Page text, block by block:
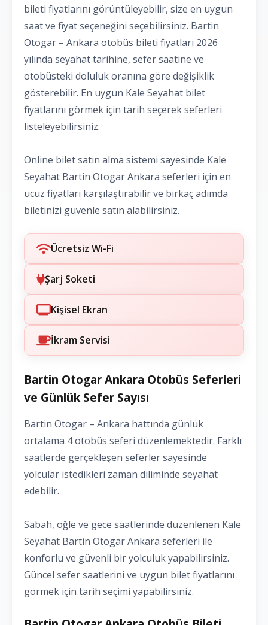
bileti fiyatlarını görüntüleyebilir, size en uygun
saat ve fiyat seçeneğini seçebilirsiniz. Bartin
Otogar – Ankara otobüs bileti fiyatları 2026
yılında seyahat tarihine, sefer saatine ve
otobüsteki doluluk oranına göre değişiklik
gösterebilir. En uygun Kale Seyahat bilet
fiyatlarını görmek için tarih seçerek seferleri
listeleyebilirsiniz.
Online bilet satın alma sistemi sayesinde Kale
Seyahat Bartin Otogar Ankara seferleri için en
ucuz fiyatları karşılaştırabilir ve birkaç adımda
biletinizi güvenle satın alabilirsiniz.
Ücretsiz Wi-Fi
Şarj Soketi
Kişisel Ekran
İkram Servisi
Bartin Otogar Ankara Otobüs Seferleri
ve Günlük Sefer Sayısı
Bartin Otogar – Ankara hattında günlük
ortalama 4 otobüs seferi düzenlemektedir. Farklı
saatlerde gerçekleşen seferler sayesinde
yolcular istedikleri zaman diliminde seyahat
edebilir.
Sabah, öğle ve gece saatlerinde düzenlenen Kale
Seyahat Bartin Otogar Ankara seferleri ile
konforlu ve güvenli bir yolculuk yapabilirsiniz.
Güncel sefer saatlerini ve uygun bilet fiyatlarını
görmek için tarih seçimi yapabilirsiniz.